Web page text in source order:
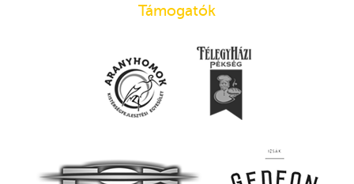
Támogatók